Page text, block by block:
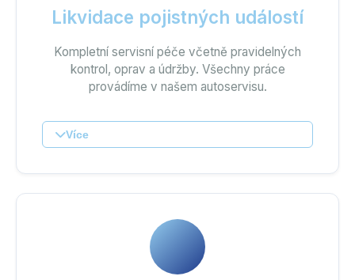
Likvidace pojistných událostí
Kompletní servisní péče včetně pravidelných
kontrol, oprav a údržby. Všechny práce
provádíme v našem autoservisu.
Více